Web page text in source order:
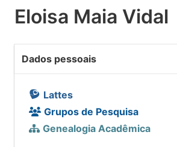
Eloisa Maia Vidal
Dados pessoais
Lattes
Grupos de Pesquisa
Genealogia Acadêmica